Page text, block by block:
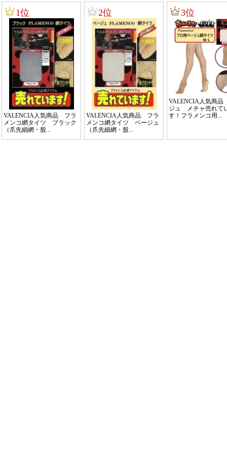
1位
VALENCIA人気商品 フラ
メンコ網タイツ ブラック
（爪先細網・股...
2位
VALENCIA人気商品 フラ
メンコ網タイツ ベージュ
（爪先細網・股...
3位
VALENCIA人気商
ジュ メチャ売れて
す！フラメンコ用...